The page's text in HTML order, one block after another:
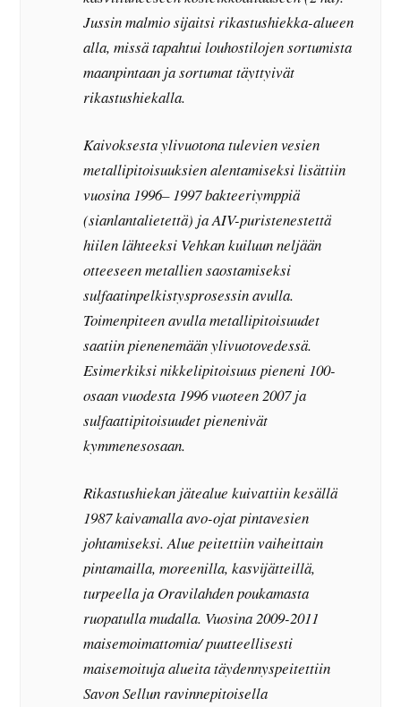
Jussin malmio sijaitsi rikastushiekka-alueen
alla, missä tapahtui louhostilojen sortumista
maanpintaan ja sortumat täyttyivät
rikastushiekalla.
Kaivoksesta ylivuotona tulevien vesien
metallipitoisuuksien alentamiseksi lisättiin
vuosina 1996– 1997 bakteeriymppiä
(sianlantalietettä) ja AIV-puristenestettä
hiilen lähteeksi Vehkan kuiluun neljään
otteeseen metallien saostamiseksi
sulfaatinpelkistysprosessin avulla.
Toimenpiteen avulla metallipitoisuudet
saatiin pienenemään ylivuotovedessä.
Esimerkiksi nikkelipitoisuus pieneni 100-
osaan vuodesta 1996 vuoteen 2007 ja
sulfaattipitoisuudet pienenivät
kymmenesosaan.
Rikastushiekan jätealue kuivattiin kesällä
1987 kaivamalla avo-ojat pintavesien
johtamiseksi. Alue peitettiin vaiheittain
pintamailla, moreenilla, kasvijätteillä,
turpeella ja Oravilahden poukamasta
ruopatulla mudalla. Vuosina 2009-2011
maisemoimattomia/ puutteellisesti
maisemoituja alueita täydennyspeitettiin
Savon Sellun ravinnepitoisella